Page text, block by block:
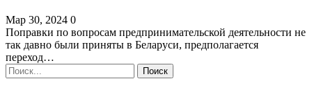
Мар 30, 2024 0
Поправки по вопросам предпринимательской деятельности не
так давно были приняты в Беларуси, предполагается
переход…